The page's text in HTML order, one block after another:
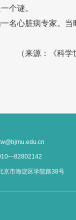
个谜。
名心脏病专家。
（来源：《科
京市海淀区学院路38号